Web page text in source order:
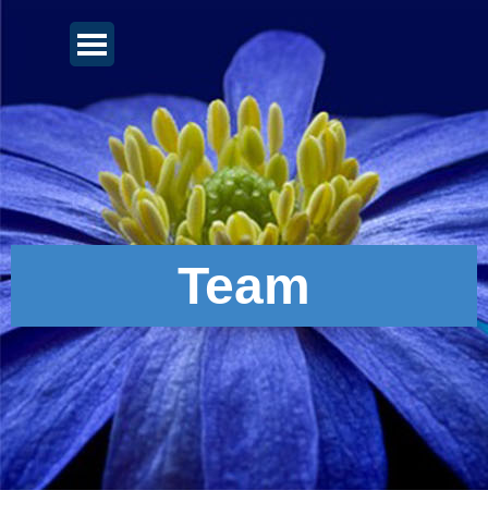
Menü überspringen
Team